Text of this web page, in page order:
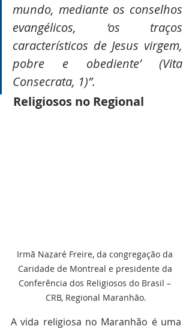
mundo, mediante os conselhos
evangélicos, ‘os traços
característicos de Jesus virgem,
pobre e obediente’ (Vita
Consecrata, 1)”.
Religiosos no Regional
Irmã Nazaré Freire, da congregação da
Caridade de Montreal e presidente da
Conferência dos Religiosos do Brasil –
CRB, Regional Maranhão.
A vida religiosa no Maranhão é uma